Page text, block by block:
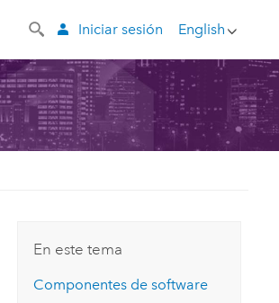
English
Iniciar sesión
En este tema
Componentes de software